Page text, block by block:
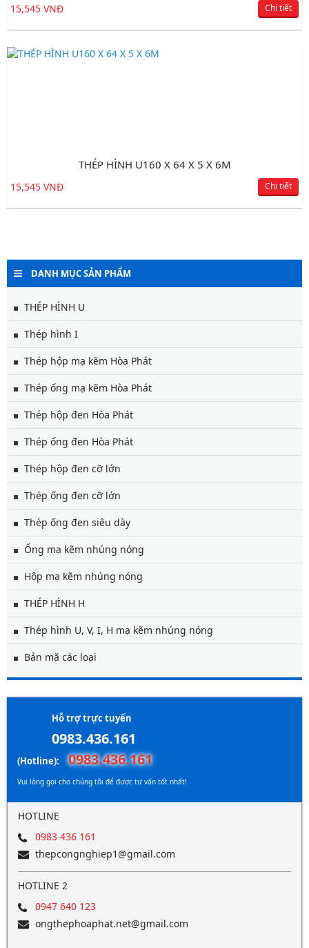
DANH MỤC SẢN PHẨM
THÉP HÌNH U
Thép hình I
Thép hộp mạ kẽm Hòa Phát
Thép ống mạ kẽm Hòa Phát
Thép hộp đen Hòa Phát
Thép ống đen Hòa Phát
Thép hộp đen cỡ lớn
Thép ống đen cỡ lớn
Thép ống đen siêu dày
Ống mạ kẽm nhúng nóng
Hộp mạ kẽm nhúng nóng
THÉP HÌNH H
Thép hình U, V, I, H mạ kẽm nhúng nóng
Bản mã các loại
Hỗ trợ trực tuyến
0983.436.161
(Hotline): 0983.436.161
Vui lòng gọi cho chúng tôi để được tư vấn tốt nhất!
HOTLINE
0983 436 161
thepcongnghiep1@gmail.com
HOTLINE 2
0947 640 123
ongthephoaphat.net@gmail.com
15,545 VNĐ Chi tiết
THÉP HÌNH U160 X 64 X 5 X 6M
15,545 VNĐ Chi tiết